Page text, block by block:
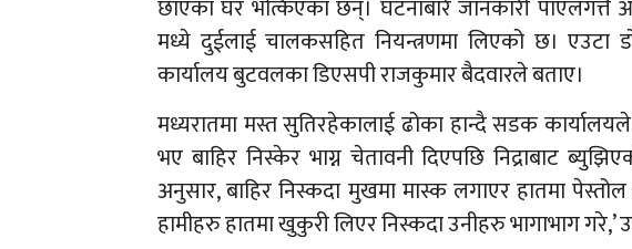
छाएका घर भत्किएका छन्। घटनाबारे जानकारी
मध्ये दुईलाई चालकसहित नियन्त्रणमा लिएको छ। एउटा
कार्यालय बुटवलका डिएसपी राजकुमार बैदवारले बताए।
मध्यरातमा मस्त सुतिरहेकालाई ढोका हान्दै सडक
भए बाहिर निस्केर भाग्न चेतावनी दिएपछि निद्राबाट
अनुसार, बाहिर निस्कदा मुखमा मास्क लगाएर हातमा
हामीहरु हातमा खुकुरी लिएर निस्कदा उनीहरु भागाभाग गरे,’